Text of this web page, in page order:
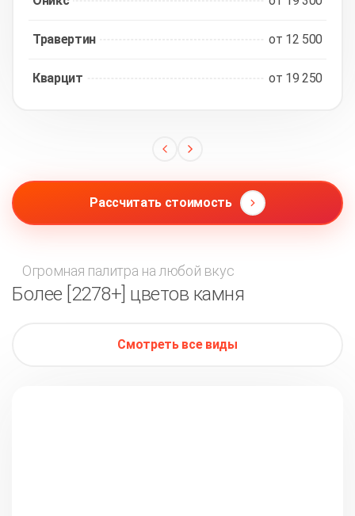
Травертин от 12 500
Кварцит от 19 250
Рассчитать стоимость
Огромная палитра на любой вкус
Более [2278+] цветов камня
Смотреть все виды